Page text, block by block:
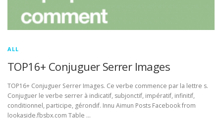
ALL
TOP16+ Conjuguer Serrer Images
TOP16+ Conjuguer Serrer Images. Ce verbe commence par la lettre s.
Conjuguer le verbe serrer à indicatif, subjonctif, impératif, infinitif,
conditionnel, participe, gérondif. Innu Aimun Posts Facebook from
lookaside.fbsbx.com Table …